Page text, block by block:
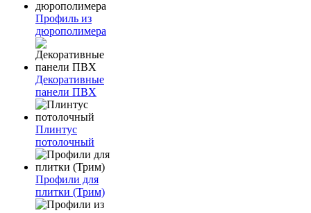
Профиль из
дюрополимера
Декоративные
панели ПВХ
Плинтус
потолочный
Профили для
плитки (Трим)